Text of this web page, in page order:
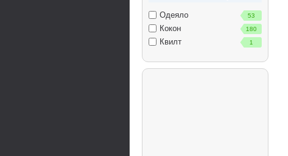
Одеяло 53
Кокон 180
Квилт 1